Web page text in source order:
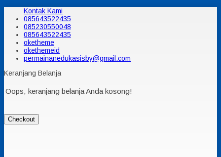
Kontak Kami
085643522435
085230550048
085643522435
oketheme
okethemeid
permainanedukasisby@gmail.com
Keranjang Belanja
Oops, keranjang belanja Anda kosong!
Checkout